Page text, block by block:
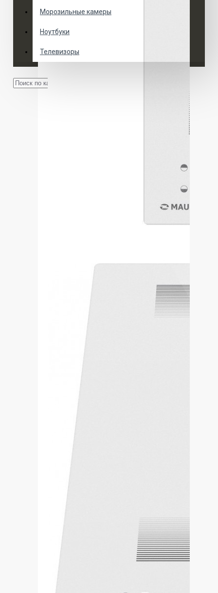
Морозильные камеры
Ноутбуки
Телевизоры